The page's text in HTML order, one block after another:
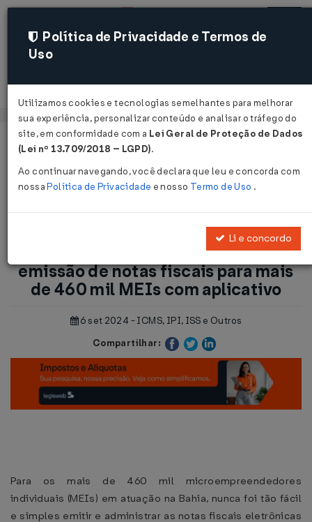
Acessar
Página Inicial
Notícias
mais de 460 mil MEIs com aplicativo...
Voltar
ICMS/BA: Sefaz-Ba simplifica
emissão de notas fiscais para mais
de 460 mil MEIs com aplicativo
6 set 2024 - ICMS, IPI, ISS e Outros
Compartilhar:
Para os mais de 460 mil microempreendedores
individuais (MEIs) em atuação na Bahia, nunca foi tão fácil
e simples emitir e administrar as notas fiscais eletrônicas
Política de Privacidade e Termos de
Uso
Utilizamos cookies e tecnologias semelhantes para melhorar
sua experiência, personalizar conteúdo e analisar o tráfego do
site, em conformidade com a Lei Geral de Proteção de Dados
(Lei nº 13.709/2018 – LGPD).
Ao continuar navegando, você declara que leu e concorda com
nossaPolítica de Privacidade e nosso Termo de Uso .
Li e concordo